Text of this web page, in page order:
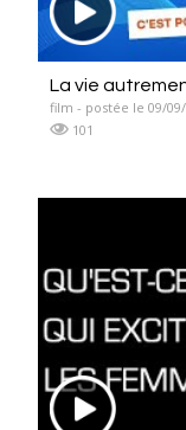
La vie
film - postée le 09/
101